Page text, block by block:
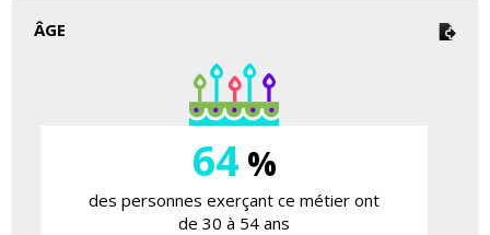
ÂGE
64%
des personnes exerçant ce métier ont
de 30 à 54 ans